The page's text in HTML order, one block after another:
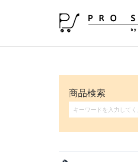
商品検索